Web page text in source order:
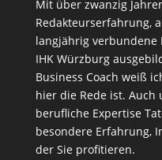
Mit über zwanzig
Redakteurserfahrung,
langjährig
IHK Würzburg
Business Coach weiß
hier die Rede ist.
berufliche Expertise
besondere Erfahrung,
der Sie profitieren.